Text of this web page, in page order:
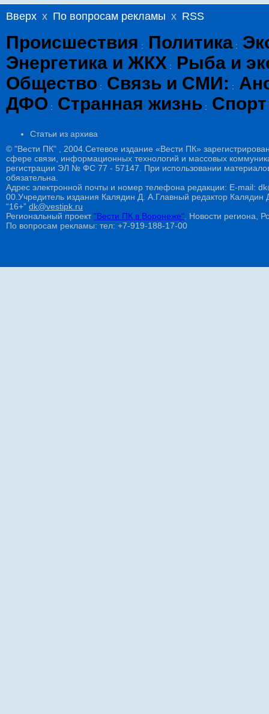
Вверх x По вопросам рекламы x RSS
Происшествия : Политика :
Энергетика и ЖКХ :
Рыба и
Общество : Связь и СМИ: :
ДФО : Странная жизнь : Спорт
Статьи из архива
© "Вести ПК" , 2004.Сетевое издание «Вести ПК»
сфере связи, информационных технологий и массовых
регистрации ЭЛ № ФС 77 - 57147. При использовании
обязательна.
Адрес электронной почты и номер телефона редакции: E-mail:
00.Учредитель издания Калядин Д. А.Главный редактор
“16+” dk@vestipk.ru
Региональный проект"Вести ПК в Воронеже" . Новости региона,
По вопросам рекламы: тел: +7-919-188-17-00